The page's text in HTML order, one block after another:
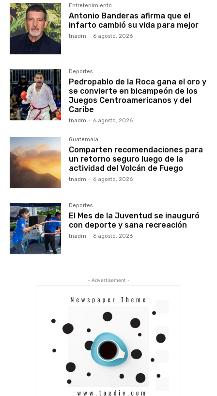
Entretenimiento
Antonio Banderas afirma que el
infarto cambió su vida para mejor
tnadm - 6 agosto, 2026
Deportes
Pedropablo de la Roca gana el oro y
se convierte en bicampeón de los
Juegos Centroamericanos y del
Caribe
tnadm - 6 agosto, 2026
Guatemala
Comparten recomendaciones para
un retorno seguro luego de la
actividad del Volcán de Fuego
tnadm - 6 agosto, 2026
Deportes
El Mes de la Juventud se inauguró
con deporte y sana recreación
tnadm - 6 agosto, 2026
- Advertisement -